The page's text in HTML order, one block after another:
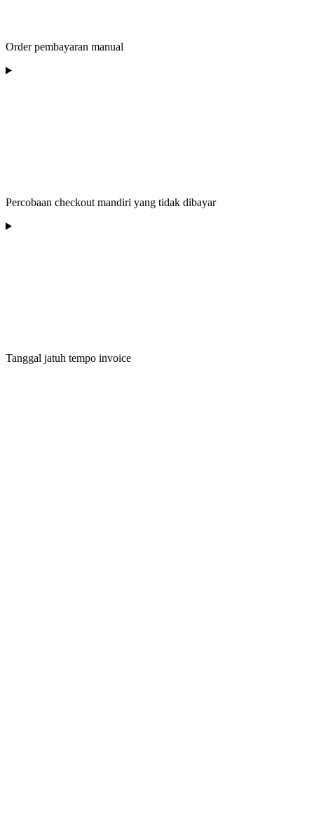
Order pembayaran manual
Percobaan checkout mandiri yang tidak dibayar
Tanggal jatuh tempo invoice